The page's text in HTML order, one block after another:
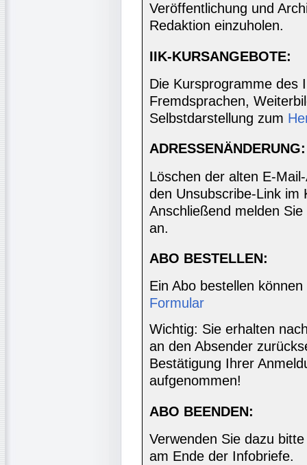
Veröffentlichung und
Redaktion einzuholen.
IIK-KURSANGEBOTE:
Die Kursprogramme des
Fremdsprachen,
Selbstdarstellung zum
ADRESSENÄNDERUNG:
Löschen der alten E-
den Unsubscribe-Link im
Anschließend melden
an.
ABO BESTELLEN:
Ein Abo bestellen
Formular
Wichtig: Sie erhalten
an den Absender
Bestätigung Ihrer
aufgenommen!
ABO BEENDEN:
Verwenden Sie dazu
am Ende der Infobriefe.